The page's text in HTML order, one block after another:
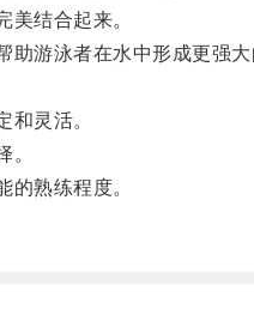
结合起来。
游泳者在水中形成更强大
灵活。
。
熟练程度。